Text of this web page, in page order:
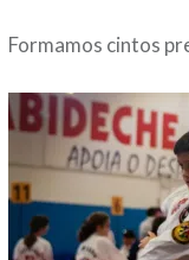
Formamos cintos